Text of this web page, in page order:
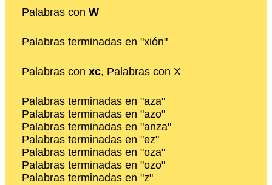
Palabras con W
Palabras terminadas en "xión"
Palabras con xc, Palabras con X
Palabras terminadas en "aza"
Palabras terminadas en "azo"
Palabras terminadas en "anza"
Palabras terminadas en "ez"
Palabras terminadas en "oza"
Palabras terminadas en "ozo"
Palabras terminadas en "z"